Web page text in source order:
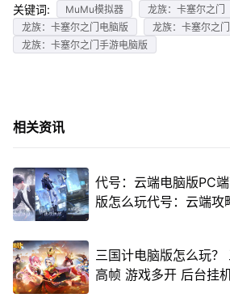
关键词: MuMu模拟器
龙族：卡塞尔之门
龙族：卡塞尔之门电脑版
龙族：卡塞尔之
龙族：卡塞尔之门手游电脑版
相关资讯
代号：云端电脑版PC
版怎么玩代号：云端攻
三国计电脑版怎么玩
高帧 游戏多开 后台挂